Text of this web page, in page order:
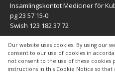
Our website uses cookies. By using our
consent to our use of cookies in
not consent to the use of these cookies
instructions in this Cookie Notice so
Insamlingskontot Mediciner för
pg 23 57 15-0
Swish 123 182 37 72
KONTAKT
Kontaktuppgifter